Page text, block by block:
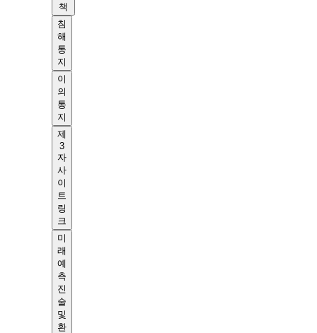
책
침
해
통
지
이
의
통
지
제
3
자
사
이
트
링
크
미
래
예
측
진
술
및
환